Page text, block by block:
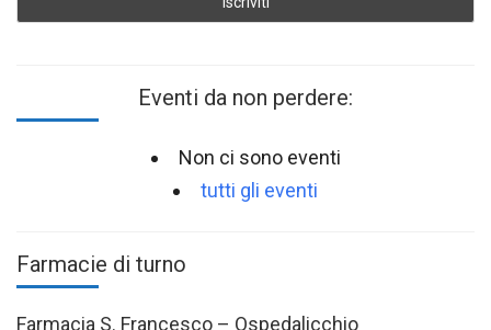
Eventi da non perdere:
Non ci sono eventi
tutti gli eventi
Farmacie di turno
Farmacia S. Francesco – Ospedalicchio